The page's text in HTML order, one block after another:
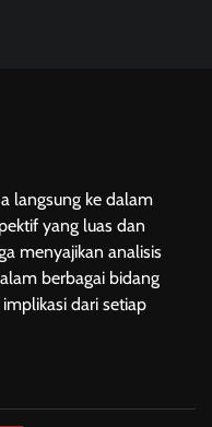
langsung ke dalam
yang luas dan
menyajikan analisis
berbagai bidang
dari setiap